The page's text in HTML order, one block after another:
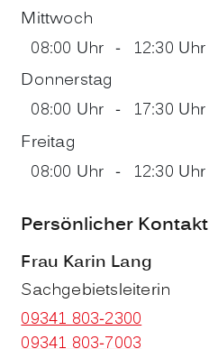
Mittwoch
08:00 Uhr - 12:30 Uhr
Donnerstag
08:00 Uhr - 17:30 Uhr
Freitag
08:00 Uhr - 12:30 Uhr
Persönlicher Kontakt
Frau Karin Lang
Sachgebietsleiterin
09341 803-2300
09341 803-7003